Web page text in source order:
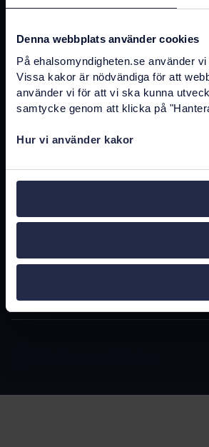
Denna webbplats använder cookies
På ehalsomyndigheten.se använder
Vissa kakor är nödvändiga för att
använder vi för att vi ska kunna
samtycke genom att klicka på
Hur vi använder kakor
Hitta snabbt
Driftstatus
Jobba hos oss
Tillgänglighet
Om webbplatsen
Nyheter
Prenumerera via RSS